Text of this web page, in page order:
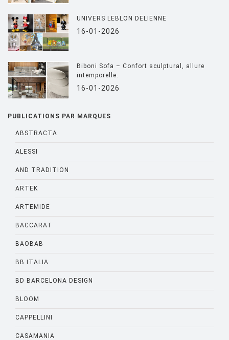
UNIVERS LEBLON DELIENNE
16-01-2026
Biboni Sofa – Confort sculptural, allure
intemporelle.
16-01-2026
PUBLICATIONS PAR MARQUES
ABSTRACTA
ALESSI
AND TRADITION
ARTEK
ARTEMIDE
BACCARAT
BAOBAB
BB ITALIA
BD BARCELONA DESIGN
BLOOM
CAPPELLINI
CASAMANIA